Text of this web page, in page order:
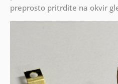
preprosto pritrdite na okvir